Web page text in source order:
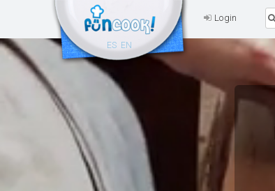
Login
ES EN